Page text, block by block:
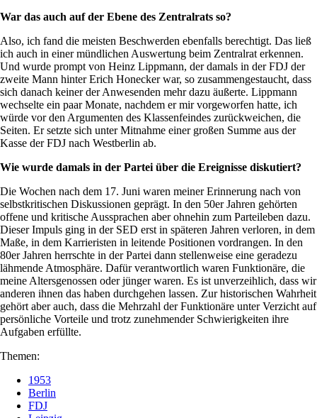
War das auch auf der Ebene des Zentralrats so?
Also, ich fand die meisten Beschwerden ebenfalls berechtigt. Das ließ
ich auch in einer mündlichen Auswertung beim Zentralrat erkennen.
Und wurde prompt von Heinz Lippmann, der damals in der FDJ der
zweite Mann hinter Erich Honecker war, so zusammengestaucht, dass
sich danach keiner der Anwesenden mehr dazu äußerte. Lippmann
wechselte ein paar Monate, nachdem er mir vorgeworfen hatte, ich
würde vor den Argumenten des Klassenfeindes zurückweichen, die
Seiten. Er setzte sich unter Mitnahme einer großen Summe aus der
Kasse der FDJ nach Westberlin ab.
Wie wurde damals in der Partei über die Ereignisse diskutiert?
Die Wochen nach dem 17. Juni waren meiner Erinnerung nach von
selbstkritischen Diskussionen geprägt. In den 50er Jahren gehörten
offene und kritische Aussprachen aber ohnehin zum Parteileben dazu.
Dieser Impuls ging in der SED erst in späteren Jahren verloren, in dem
Maße, in dem Karrieristen in leitende Positionen vordrangen. In den
80er Jahren herrschte in der Partei dann stellenweise eine geradezu
lähmende Atmosphäre. Dafür verantwortlich waren Funktionäre, die
meine Altersgenossen oder jünger waren. Es ist unverzeihlich, dass wir
anderen ihnen das haben durchgehen lassen. Zur historischen Wahrheit
gehört aber auch, dass die Mehrzahl der Funktionäre unter Verzicht auf
persönliche Vorteile und trotz zunehmender Schwierigkeiten ihre
Aufgaben erfüllte.
Themen:
1953
Berlin
FDJ